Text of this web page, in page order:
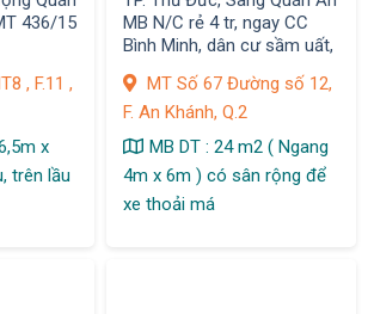
436/15
, F.11 ,
x
trên lầu
MB N/C rẻ 4 tr, ngay CC
Bình Minh, dân cư sầm uất,
MT Số 67 Đường số 12,
F. An Khánh, Q.2
MB DT : 24 m2 ( Ngang
4m x 6m ) có sân rộng để
xe thoải má